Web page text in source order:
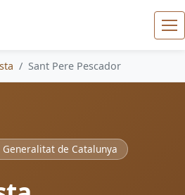
Sant Pere Pescador
de Catalunya